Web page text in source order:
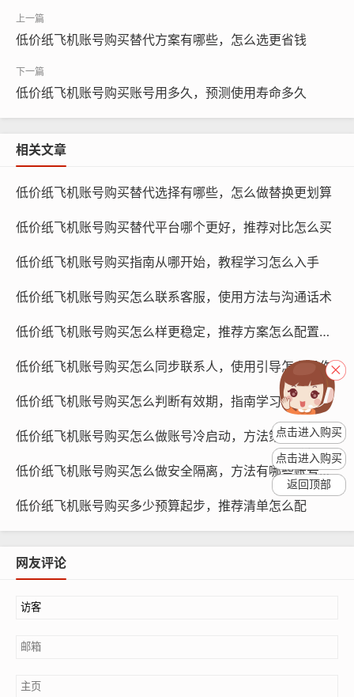
在购买低价纸飞机账号时,您需要确保账号的安全性，在购
买前，您应该仔细检查账号的资料，包括用户名、密码、
安全问题和答案等，确保账号没有泄露过，并且密码足够
纸飞机账号购买, 在线购买tg账号, 电报聊天账号购买,wdd
16888.com
为了避免频繁改名,您应该选择一个有意义的用户名，这个
用户名应该能够反映您的个性或者您的兴趣爱好，以便您
在纸飞机社区中更容易被识别，您也可以选择一个不易被
其他人猜测到的用户名，以避免被他人恶意改名。
名和简介等，这些资料可以帮助您在纸飞机社区中更好地
隐私，不要在资料中泄露您的真实姓名、联系方式等敏感
低价纸飞机账号购买替代方案有哪些，怎么选更省钱
低价纸飞机账号购买账号用多久，预测使用寿命多久
相关文章
低价纸飞机账号购买替代选择有哪些，怎么做替换更划算
低价纸飞机账号购买替代平台哪个更好，推荐对比怎么买
低价纸飞机账号购买指南从哪开始，教程学习怎么入手
低价纸飞机账号购买怎么联系客服，使用方法与沟通话术
低价纸飞机账号购买怎么样更稳定，推荐方案怎么配置设备
低价纸飞机账号购买怎么同步联系人，使用引导怎么操作
低价纸飞机账号购买怎么判断有效期，指南学习怎么看时长
低价纸飞机账号购买怎么做账号冷启动，方法策略有哪些
低价纸飞机账号购买怎么做安全隔离，方法有哪些账号护栏
低价纸飞机账号购买多少预算起步，推荐清单怎么配
网友评论
点击进入购买
点击进入购买
返回顶部